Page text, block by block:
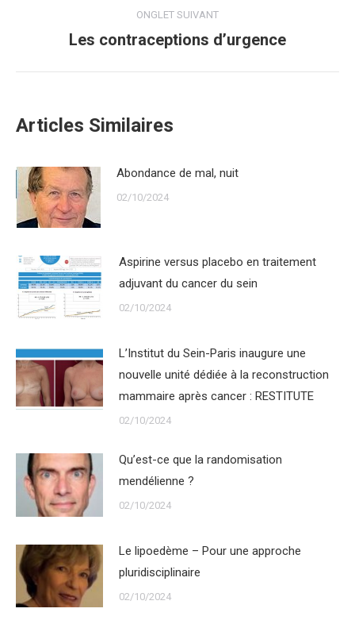
ONGLET SUIVANT
Onglet
Les contraceptions d’urgence
Articles Similaires
Abondance de mal, nuit
02/10/2024
Aspirine versus placebo en traitement
adjuvant du cancer du sein
02/10/2024
L’Institut du Sein-Paris inaugure une
nouvelle unité dédiée à la reconstruction
mammaire après cancer : RESTITUTE
02/10/2024
Qu’est-ce que la randomisation
mendélienne ?
02/10/2024
Le lipoedème – Pour une approche
pluridisciplinaire
02/10/2024